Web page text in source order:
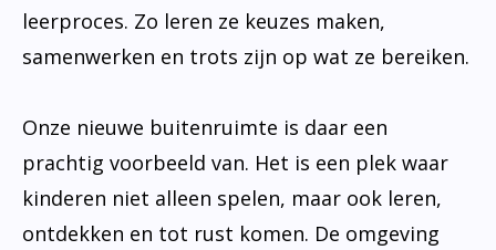
leerproces. Zo leren ze keuzes maken,
samenwerken en trots zijn op wat ze bereiken.
Onze nieuwe buitenruimte is daar een
prachtig voorbeeld van. Het is een plek waar
kinderen niet alleen spelen, maar ook leren,
ontdekken en tot rust komen. De omgeving